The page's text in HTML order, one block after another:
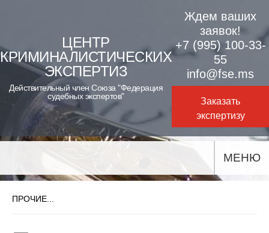
content
ЦЕНТР
КРИМИНАЛИСТИЧЕСКИХ
ЭКСПЕРТИЗ
Действительный член Союза "Федерация
судебных экспертов"
Ждем ваших
заявок!
+7 (995) 100-33-
55
info@fse.ms
Заказать
экспертизу
МЕНЮ
ПРОЧИЕ...